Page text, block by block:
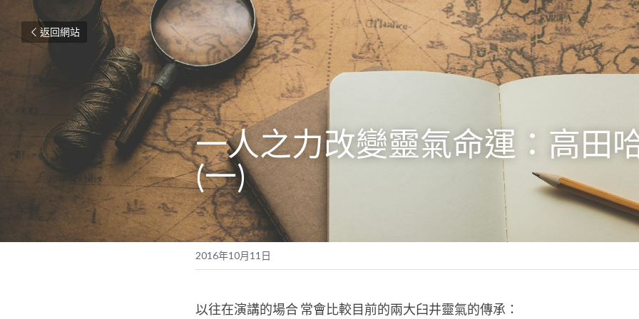
返回網站
一人之力改變靈氣命運：高田
(一)
2016年10月11日
以往在演講的場合 常會比較目前的兩大臼井靈氣的傳承：